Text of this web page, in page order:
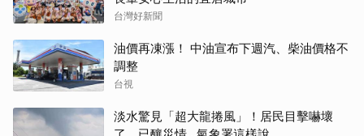
台灣好新聞
油價再凍漲！ 中油宣布下週汽、柴油價格不
調整
台視
淡水驚見「超大龍捲風」！居民目擊嚇壞